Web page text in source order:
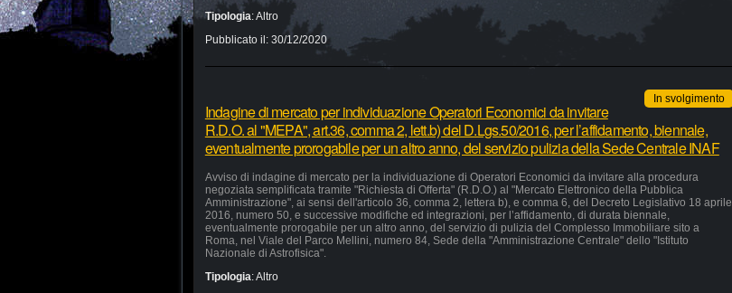
Tipologia:Altro
Pubblicato il: 30/12/2020
In svolgimento
Indagine di mercato per individuazione Operatori Economici da invitare
R.D.O. al "MEPA", art.36, comma 2, lett.b) del D.Lgs.50/2016, per l’affidamento, biennale,
eventualmente prorogabile per un altro anno, del servizio pulizia della Sede Centrale INAF
Avviso di indagine di mercato per la individuazione di Operatori Economici da invitare alla procedura
negoziata semplificata tramite "Richiesta di Offerta" (R.D.O.) al "Mercato Elettronico della Pubblica
Amministrazione", ai sensi dell'articolo 36, comma 2, lettera b), e comma 6, del Decreto Legislativo 18 aprile
2016, numero 50, e successive modifiche ed integrazioni, per l’affidamento, di durata biennale,
eventualmente prorogabile per un altro anno, del servizio di pulizia del Complesso Immobiliare sito a
Roma, nel Viale del Parco Mellini, numero 84, Sede della "Amministrazione Centrale" dello "Istituto
Nazionale di Astrofisica".
Tipologia:Altro